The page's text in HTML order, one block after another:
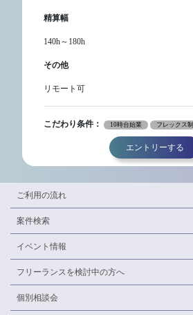
精算幅
140h～180h
その他
リモート可
こだわり条件： 10時台始業 フレックス制
エントリーする
ご利用の流れ
案件検索
イベント情報
フリーランスを検討中の方へ
個別相談会